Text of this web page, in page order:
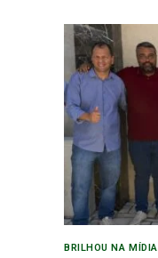
BRILHOU NA MÍDIA